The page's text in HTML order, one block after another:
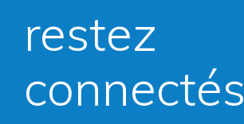
restez
connectés